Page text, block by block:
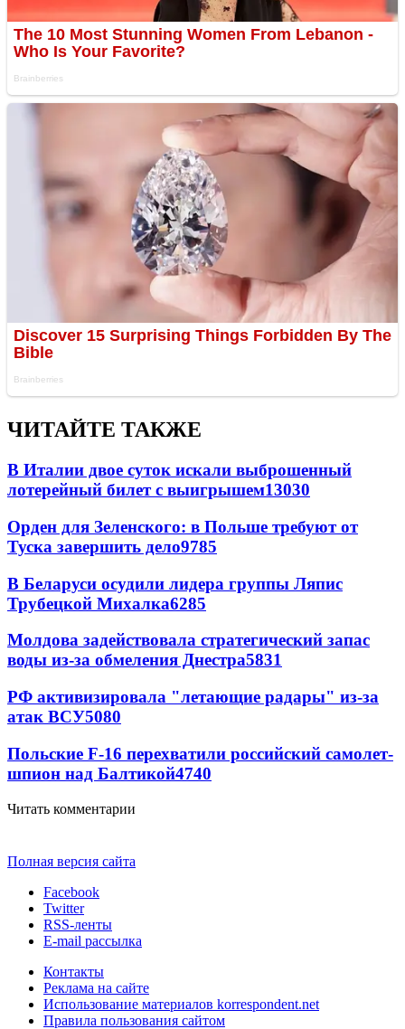
ЧИТАЙТЕ ТАКЖЕ
В Италии двое суток искали выброшенный
лотерейный билет с выигрышем13030
Орден для Зеленского: в Польше требуют от
Туска завершить дело9785
В Беларуси осудили лидера группы Ляпис
Трубецкой Михалка6285
Молдова задействовала стратегический запас
воды из-за обмеления Днестра5831
РФ активизировала "летающие радары" из-за
атак ВСУ5080
Польские F-16 перехватили российский самолет-
шпион над Балтикой4740
Читать комментарии
Полная версия сайта
Facebook
Twitter
RSS-ленты
E-mail рассылка
Контакты
Реклама на сайте
Использование материалов korrespondent.net
Правила пользования сайтом